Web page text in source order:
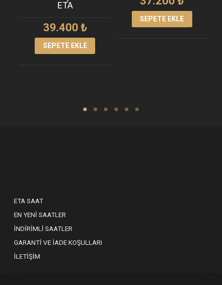
ETA
39.400 ₺
SEPETE EKLE
SEPETE EKLE
ETA SAAT
EN YENI SAATLER
İNDIRIMLI SAATLER
GARANTI VE İADE KOŞULLARI
İLETIŞIM